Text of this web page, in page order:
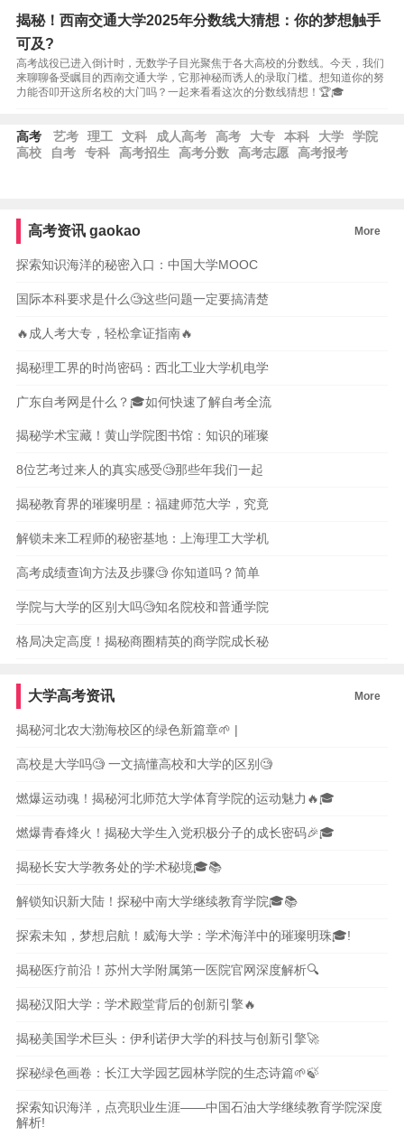
揭秘！西南交通大学2025年分数线大猜想：你的梦想触手
可及?
高考战役已进入倒计时，无数学子目光聚焦于各大高校的分数线。今天，我们
来聊聊备受瞩目的西南交通大学，它那神秘而诱人的录取门槛。想知道你的努
力能否叩开这所名校的大门吗？一起来看看这次的分数线猜想！🏆🎓
高考 艺考 理工 文科 成人高考 高考 大专 本科 大学
学院
高校
自考 专科 高考招生 高考分数 高考志愿 高考报考
高考资讯 gaokao More
探索知识海洋的秘密入口：中国大学MOOC
国际本科要求是什么🧐这些问题一定要搞清楚
🔥成人考大专，轻松拿证指南🔥
揭秘理工界的时尚密码：西北工业大学机电学
广东自考网是什么？🎓如何快速了解自考全流
揭秘学术宝藏！黄山学院图书馆：知识的璀璨
8位艺考过来人的真实感受🧐那些年我们一起
揭秘教育界的璀璨明星：福建师范大学，究竟
解锁未来工程师的秘密基地：上海理工大学机
高考成绩查询方法及步骤🧐 你知道吗？简单
学院与大学的区别大吗🧐知名院校和普通学院
格局决定高度！揭秘商圈精英的商学院成长秘
大学高考资讯 More
揭秘河北农大渤海校区的绿色新篇章🌱 |
高校是大学吗🧐 一文搞懂高校和大学的区别🧐
燃爆运动魂！揭秘河北师范大学体育学院的运动魅力🔥🎓
燃爆青春烽火！揭秘大学生入党积极分子的成长密码🎉🎓
揭秘长安大学教务处的学术秘境🎓📚
解锁知识新大陆！探秘中南大学继续教育学院🎓📚
探索未知，梦想启航！威海大学：学术海洋中的璀璨明珠🎓!
揭秘医疗前沿！苏州大学附属第一医院官网深度解析🔍
揭秘汉阳大学：学术殿堂背后的创新引擎🔥
揭秘美国学术巨头：伊利诺伊大学的科技与创新引擎🚀
探秘绿色画卷：长江大学园艺园林学院的生态诗篇🌱🍃
探索知识海洋，点亮职业生涯——中国石油大学继续教育学院深度
解析!